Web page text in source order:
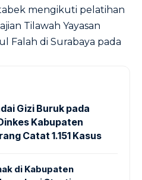
mengikuti pelatihan
Tilawah Yayasan
Falah di Surabaya pada
Gizi Buruk pada
Kabupaten
Catat 1.151 Kasus
di Kabupaten